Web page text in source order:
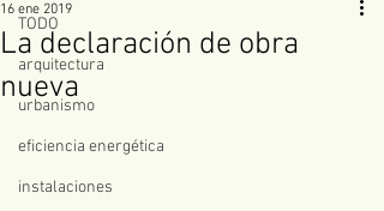
TODO
arquitectura
urbanismo
eficiencia energética
instalaciones
La declaración de obra
nueva
16 ene 2019